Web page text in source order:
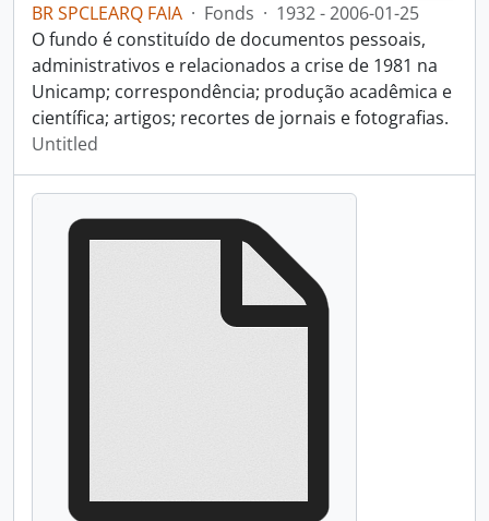
BR SPCLEARQ FAIA · Fonds · 1932 - 2006-01-25
O fundo é constituído de documentos pessoais,
administrativos e relacionados a crise de 1981 na
Unicamp; correspondência; produção acadêmica e
científica; artigos; recortes de jornais e fotografias.
Untitled